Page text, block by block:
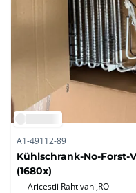
A1-49112-89
Kühlschrank-No-Forst-
(1680x)
Aricestii Rahtivani,RO